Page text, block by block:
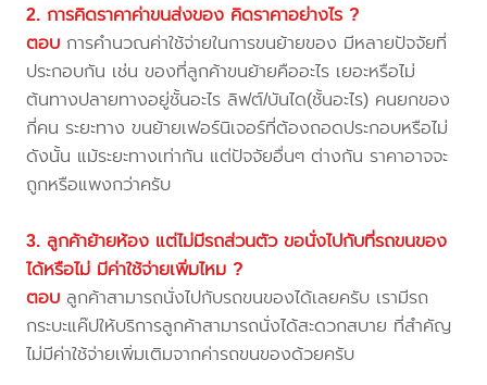
2. การคิดราคาค่าขนส่งของ คิดราคาอย่างไร ?
ตอบ การคำนวณค่าใช้จ่ายในการขนย้ายของ มีหลายปัจจัยที่
ประกอบกัน เช่น ของที่ลูกค้าขนย้ายคืออะไร เยอะหรือไม่
ต้นทางปลายทางอยู่ชั้นอะไร ลิฟต์/บันได(ชั้นอะไร) คนยกของ
กี่คน ระยะทาง ขนย้ายเฟอร์นิเจอร์ที่ต้องถอดประกอบหรือไม่
ดังนั้น แม้ระยะทางเท่ากัน แต่ปัจจัยอื่นๆ ต่างกัน ราคาอาจจะ
ถูกหรือแพงกว่าครับ
3. ลูกค้าย้ายห้อง แต่ไม่มีรถส่วนตัว ขอนั่งไปกับที่รถขนของ
ได้หรือไม่ มีค่าใช้จ่ายเพิ่มไหม ?
ตอบ ลูกค้าสามารถนั่งไปกับรถขนของได้เลยครับ เรามีรถ
กระบะแค๊ปให้บริการลูกค้าสามารถนั่งได้สะดวกสบาย ที่สำคัญ
ไม่มีค่าใช้จ่ายเพิ่มเติมจากค่ารถขนของด้วยครับ